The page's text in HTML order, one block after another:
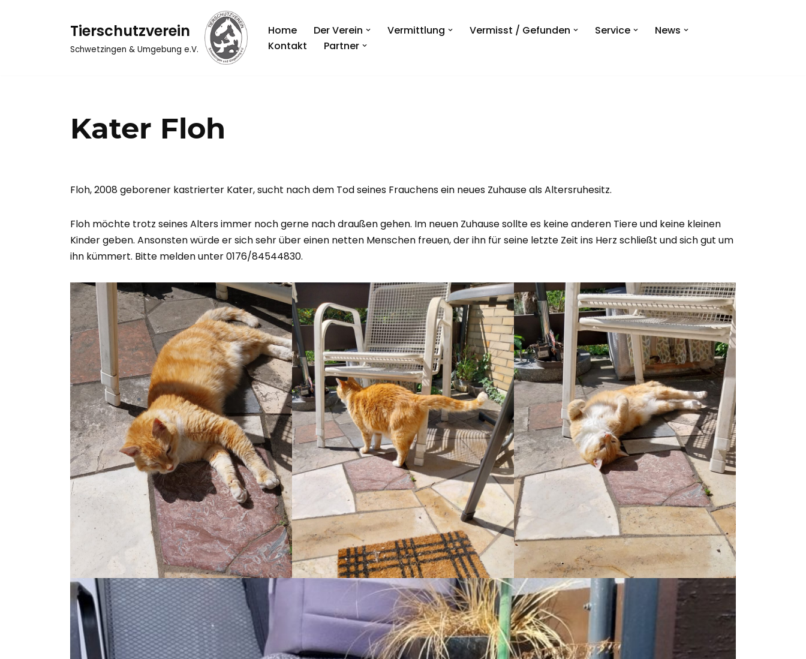
Tierschutzverein
Schwetzingen & Umgebung e.V.
Home Der Verein Vermittlung Vermisst / Gefunden Service
News
Kontakt
Partner
Kater Floh
Floh, 2008 geborener kastrierter Kater, sucht nach dem Tod seines Frauchens ein neues Zuhause als Altersruhesitz.
Floh möchte trotz seines Alters immer noch gerne nach draußen gehen. Im neuen Zuhause sollte es keine anderen Tiere und keine kleinen
Kinder geben. Ansonsten würde er sich sehr über einen netten Menschen freuen, der ihn für seine letzte Zeit ins Herz schließt und sich gut um
ihn kümmert. Bitte melden unter 0176/84544830.